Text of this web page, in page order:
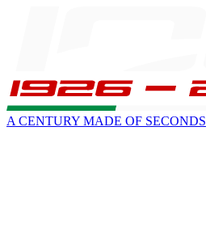
A CENTURY MADE OF SECONDS